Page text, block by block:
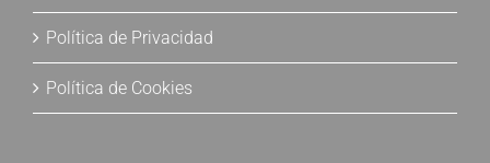
Política de Privacidad
Política de Cookies